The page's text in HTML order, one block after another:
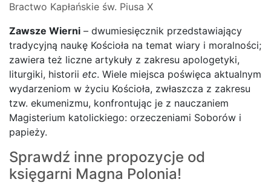
Bractwo Kapłańskie św. Piusa X
Zawsze Wierni – dwumiesięcznik przedstawiający
tradycyjną naukę Kościoła na temat wiary i moralności;
zawiera też liczne artykuły z zakresu apologetyki,
liturgiki, historii etc. Wiele miejsca poświęca aktualnym
wydarzeniom w życiu Kościoła, zwłaszcza z zakresu
tzw. ekumenizmu, konfrontując je z nauczaniem
Magisterium katolickiego: orzeczeniami Soborów i
papieży.
Sprawdź inne propozycje od
księgarni Magna Polonia!